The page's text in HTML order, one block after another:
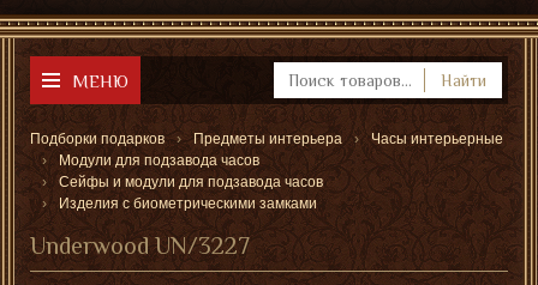
МЕНЮ Найти
Подборки подарков Предметы интерьера
Часы интерьерные
Модули для подзавода часов
Сейфы и модули для подзавода часов
Изделия с биометрическими замками
Underwood UN/3227